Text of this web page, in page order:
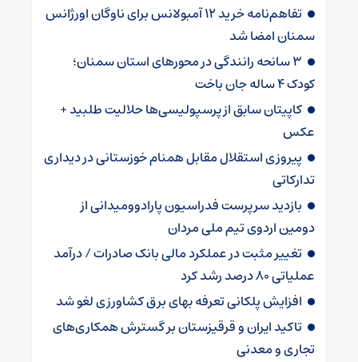
تفاهم‌نامه خرید ۱۲ آمبولانس برای ناوگان اورژانس
سمنان امضا شد
۳ سانحه رانندگی در محورهای استان سمنان؛
کودک ۴ ساله جان باخت
کاپیتان سابق از پرسپولیسی‌ها حلالیت طلبید +
عکس
پیروزی استقلال مقابل همنام خوزستانی در دیداری
تدارکاتی
بازدید سرپرست فدراسیون پارادوومیدانی از
دومین اردوی تیم ملی مردان
تغییر مثبت در عملکرد مالی بانک صادرات / درآمد
عملیاتی ۸۰ درصد رشد کرد
افزایش پلکانی تعرفه بهای برق کشاورزی لغو شد
تاکید ایران و قرقیزستان بر گسترش همکاری‌های
تجاری و معدنی